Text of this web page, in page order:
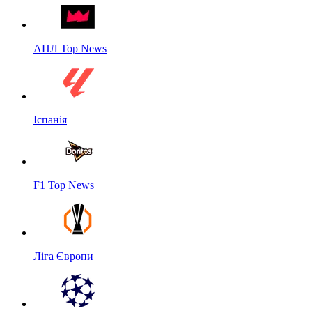
АПЛ Top News
Іспанія
F1 Top News
Ліга Європи